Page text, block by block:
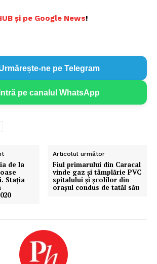
și pe Google News!
ne pe Telegram
Intră pe canalul WhatsApp
de la
Stația
Articolul următor
Fiul primarului din Caracal
vinde gaz și tâmplărie PVC
spitalului și școlilor din
orașul condus de tatăl său